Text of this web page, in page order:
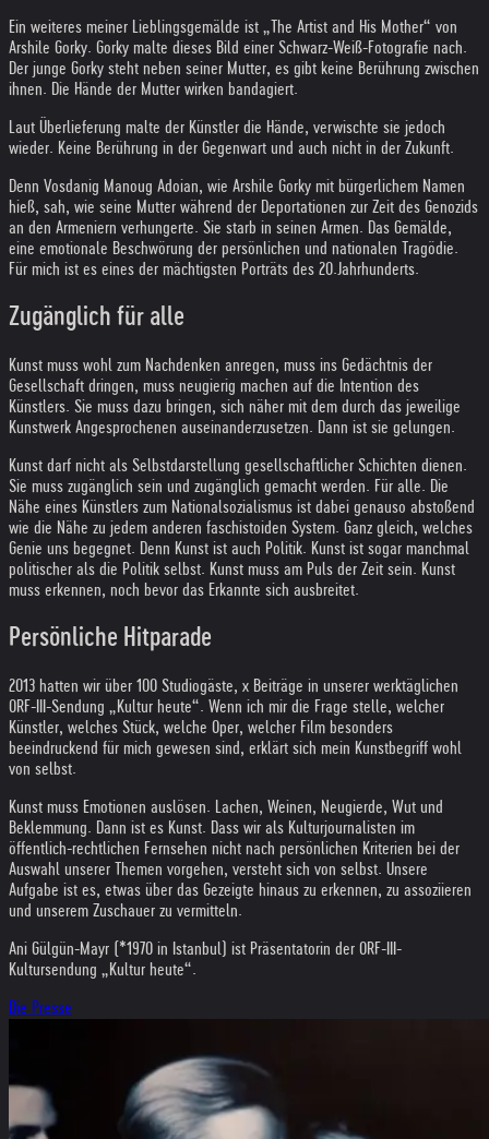
Ein weiteres meiner Lieblingsgemälde ist „The Artist and His Mother“ von
Arshile Gorky. Gorky malte dieses Bild einer Schwarz-Weiß-Fotografie nach.
Der junge Gorky steht neben seiner Mutter, es gibt keine Berührung zwischen
ihnen. Die Hände der Mutter wirken bandagiert.
Laut Überlieferung malte der Künstler die Hände, verwischte sie jedoch
wieder. Keine Berührung in der Gegenwart und auch nicht in der Zukunft.
Denn Vosdanig Manoug Adoian, wie Arshile Gorky mit bürgerlichem Namen
hieß, sah, wie seine Mutter während der Deportationen zur Zeit des Genozids
an den Armeniern verhungerte. Sie starb in seinen Armen. Das Gemälde,
eine emotionale Beschwörung der persönlichen und nationalen Tragödie.
Für mich ist es eines der mächtigsten Porträts des 20.Jahrhunderts.
Zugänglich für alle
Kunst muss wohl zum Nachdenken anregen, muss ins Gedächtnis der
Gesellschaft dringen, muss neugierig machen auf die Intention des
Künstlers. Sie muss dazu bringen, sich näher mit dem durch das jeweilige
Kunstwerk Angesprochenen auseinanderzusetzen. Dann ist sie gelungen.
Kunst darf nicht als Selbstdarstellung gesellschaftlicher Schichten dienen.
Sie muss zugänglich sein und zugänglich gemacht werden. Für alle. Die
Nähe eines Künstlers zum Nationalsozialismus ist dabei genauso abstoßend
wie die Nähe zu jedem anderen faschistoiden System. Ganz gleich, welches
Genie uns begegnet. Denn Kunst ist auch Politik. Kunst ist sogar manchmal
politischer als die Politik selbst. Kunst muss am Puls der Zeit sein. Kunst
muss erkennen, noch bevor das Erkannte sich ausbreitet.
Persönliche Hitparade
2013 hatten wir über 100 Studiogäste, x Beiträge in unserer werktäglichen
ORF-III-Sendung „Kultur heute“. Wenn ich mir die Frage stelle, welcher
Künstler, welches Stück, welche Oper, welcher Film besonders
beeindruckend für mich gewesen sind, erklärt sich mein Kunstbegriff wohl
von selbst.
Kunst muss Emotionen auslösen. Lachen, Weinen, Neugierde, Wut und
Beklemmung. Dann ist es Kunst. Dass wir als Kulturjournalisten im
öffentlich-rechtlichen Fernsehen nicht nach persönlichen Kriterien bei der
Auswahl unserer Themen vorgehen, versteht sich von selbst. Unsere
Aufgabe ist es, etwas über das Gezeigte hinaus zu erkennen, zu assoziieren
und unserem Zuschauer zu vermitteln.
Ani Gülgün-Mayr (*1970 in Istanbul) ist Präsentatorin der ORF-III-
Kultursendung „Kultur heute“.
Die Presse